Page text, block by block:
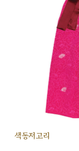
색동저고리